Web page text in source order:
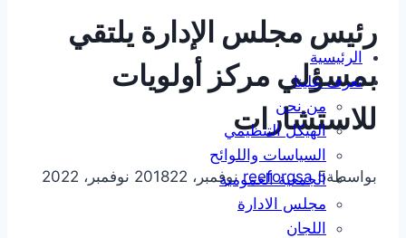
الرئيسية
تعرف علينا
من نحن
الهيكل التنظيمي
السياسات واللوائح
الجمعية العمومية
مجلس الادارة
اللجان
رئيس مجلس الإدارة يلتقي
بمسؤلي مركز أولويات
للاستشارات
بواسطة reeforgsa 5 نوفمبر، 2018 22 نوفمبر، 2022